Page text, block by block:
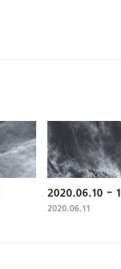
2020.06.10 - 1
2020.06.11